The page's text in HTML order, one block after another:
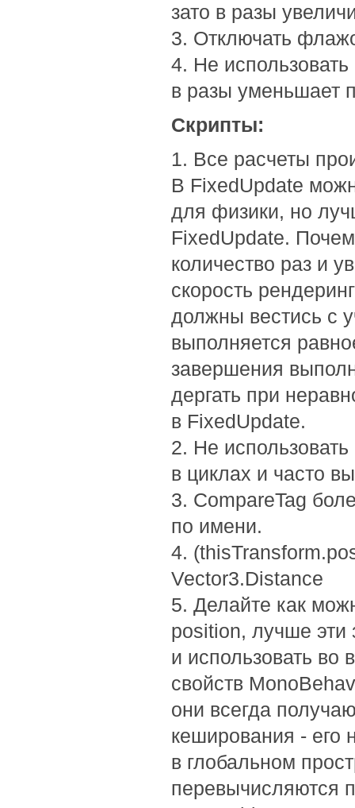
зато в разы
3. Отключать
4. Не
в разы уменьшает
Скрипты:
1. Все расчеты
В FixedUpdate
для физики, но
FixedUpdate.
количество раз и
скорость
должны вестись с
выполняется
завершения
дергать при
в FixedUpdate.
2. Не
в циклах и часто
3. CompareTag
по имени.
4.
Vector3.Distance
5. Делайте как
position, лучше эти
и использовать во
свойств
они всегда
кеширования - его
в глобальном
перевычисляются